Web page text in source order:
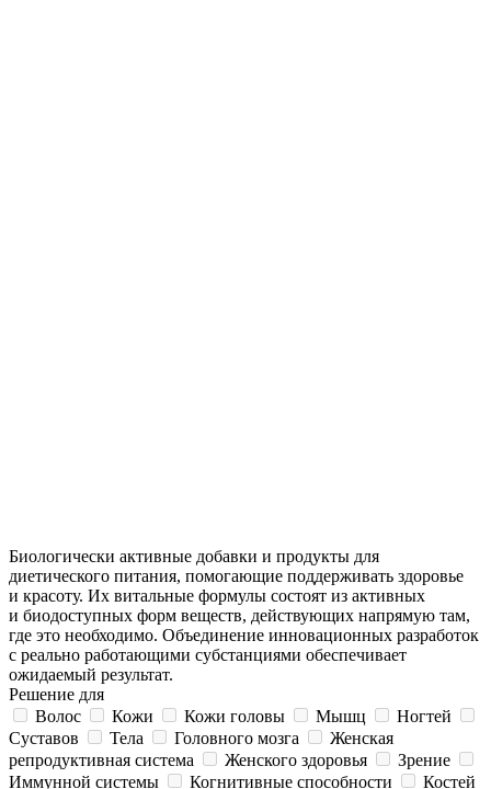
Биологически активные добавки и продукты для
диетического питания, помогающие поддерживать здоровье
и красоту. Их витальные формулы состоят из активных
и биодоступных форм веществ, действующих напрямую там,
где это необходимо. Объединение инновационных разработок
с реально работающими субстанциями обеспечивает
ожидаемый результат.
Решение для
Волос
Кожи Кожи головы Мышц
Ногтей
Суставов
Тела Головного мозга
Женская
репродуктивная система
Женского здоровья
Зрение
Иммунной системы
Когнитивные способности Костей